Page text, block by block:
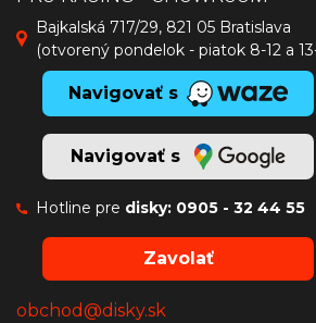
Bajkalská 717/29, 821 05 Bratislava
(otvorený pondelok - piatok 8-12 a
Navigovať s
Navigovať s
Hotline pre disky: 0905 - 32 44 55
Zavolať
obchod@disky.sk